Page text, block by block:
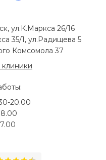
ул.К.Маркса 26/16
35/1, ул.Радищева 5
Комсомола 37
клиники
20.00